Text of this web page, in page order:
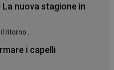
nuova stagione in
ritorno...
i capelli